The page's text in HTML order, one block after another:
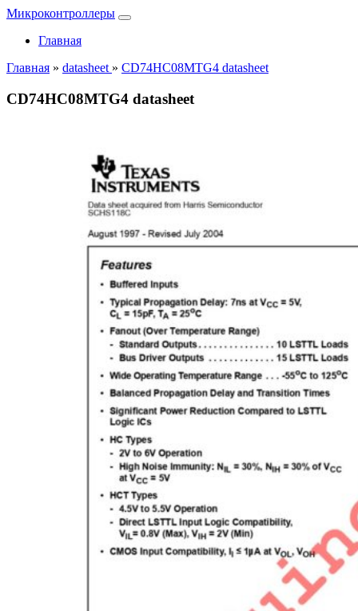
Микроконтроллеры
Главная
Главная » datasheet » CD74HC08MTG4 datasheet
CD74HC08MTG4 datasheet